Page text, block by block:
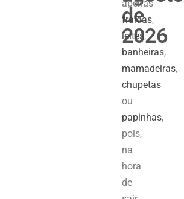
de
2026
apenas
fraldas,
leites,
banheiras,
mamadeiras,
chupetas
ou
papinhas,
pois,
na
hora
de